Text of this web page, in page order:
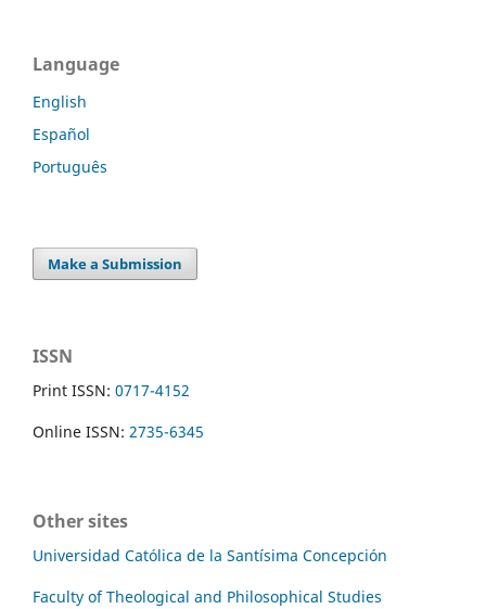
Language
English
Español
Português
Make a Submission
ISSN
Print ISSN: 0717-4152
Online ISSN: 2735-6345
Other sites
Universidad Católica de la Santísima Concepción
Faculty of Theological and Philosophical Studies